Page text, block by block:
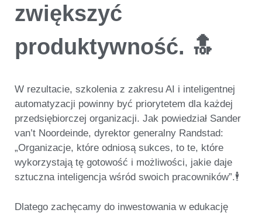
zwiększyć
produktywność. 🔝
W rezultacie, szkolenia z zakresu AI i inteligentnej
automatyzacji powinny być priorytetem dla każdej
przedsiębiorczej organizacji. Jak powiedział Sander
van’t Noordeinde, dyrektor generalny Randstad:
„Organizacje, które odniosą sukces, to te, które
wykorzystają tę gotowość i możliwości, jakie daje
sztuczna inteligencja wśród swoich pracowników”.🕴️
Dlatego zachęcamy do inwestowania w edukację